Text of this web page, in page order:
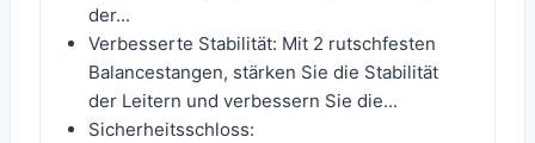
der...
Verbesserte Stabilität: Mit 2 rutschfesten
Balancestangen, stärken Sie die Stabilität
der Leitern und verbessern Sie die...
Sicherheitsschloss: